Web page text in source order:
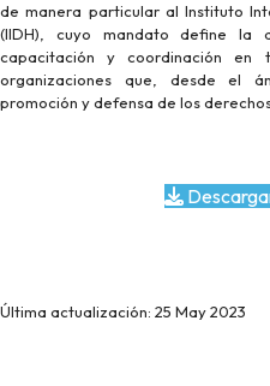
de manera particular al Instituto
(IIDH), cuyo mandato define la
capacitación y coordinación en
organizaciones que, desde el
promoción y defensa de los
Última actualización: 25 May 2023